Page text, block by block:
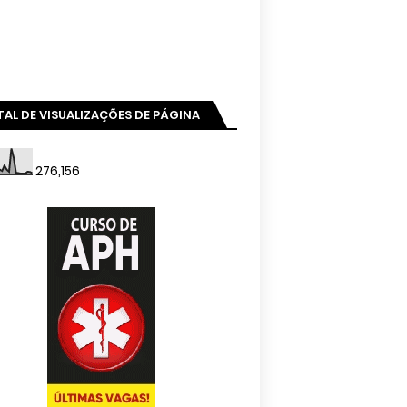
DE VISUALIZAÇÕES DE PÁGINA
276,156